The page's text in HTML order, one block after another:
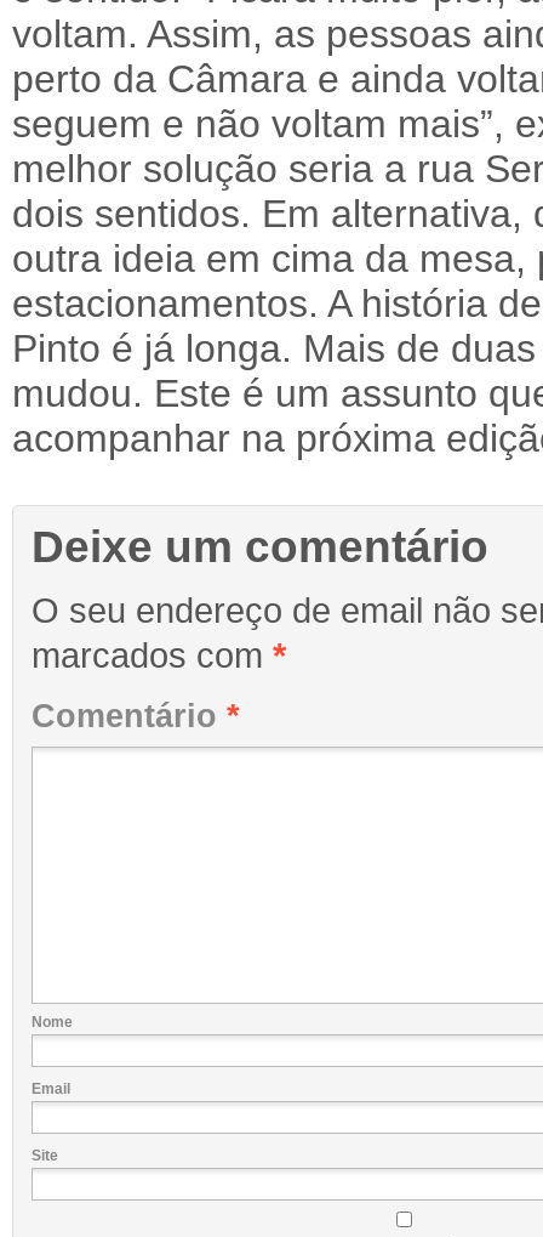
voltam. Assim, as pessoas
perto da Câmara e ainda
seguem e não voltam mais”,
melhor solução seria a rua
dois sentidos. Em
outra ideia em cima da
estacionamentos. A história
Pinto é já longa. Mais de
mudou. Este é um assunto
acompanhar na próxima
Deixe um comentário
O seu endereço de email não
marcados com *
Comentário *
Nome
Email
Site